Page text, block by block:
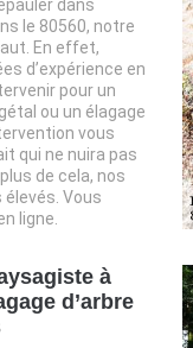
dans
le 80560, notre
En effet,
d’expérience en
pour un
ou un élagage
vous
qui ne nuira pas
de cela, nos
Vous
ligne.
à
d’arbre